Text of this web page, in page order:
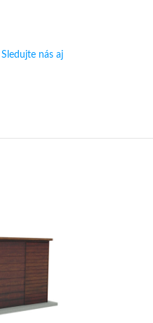
Sledujte nás aj